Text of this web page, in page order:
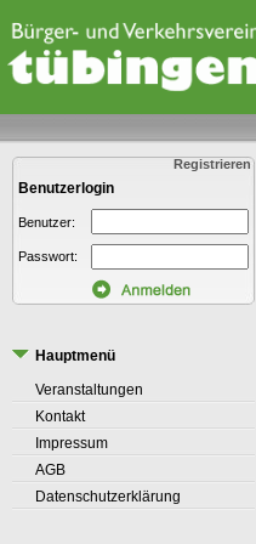
Registrieren
Benutzerlogin
Benutzer:
Passwort:
Hauptmenü
Veranstaltungen
Kontakt
Impressum
AGB
Datenschutzerklärung